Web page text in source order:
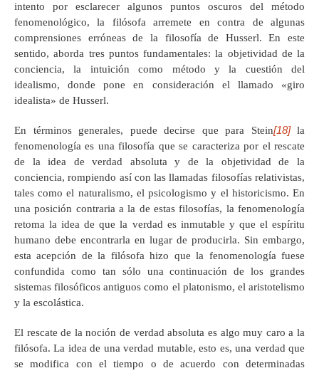
intento por esclarecer algunos puntos oscuros del método
fenomenológico, la filósofa arremete en contra de algunas
comprensiones erróneas de la filosofía de Husserl. En este
sentido, aborda tres puntos fundamentales: la objetividad de la
conciencia, la intuición como método y la cuestión del
idealismo, donde pone en consideración el llamado «giro
idealista» de Husserl.
En términos generales, puede decirse que para Stein[18]la
fenomenología es una filosofía que se caracteriza por el rescate
de la idea de verdad absoluta y de la objetividad de la
conciencia, rompiendo así con las llamadas filosofías relativistas,
tales como el naturalismo, el psicologismo y el historicismo. En
una posición contraria a la de estas filosofías, la fenomenología
retoma la idea de que la verdad es inmutable y que el espíritu
humano debe encontrarla en lugar de producirla. Sin embargo,
esta acepción de la filósofa hizo que la fenomenología fuese
confundida como tan sólo una continuación de los grandes
sistemas filosóficos antiguos como el platonismo, el aristotelismo
y la escolástica.
El rescate de la noción de verdad absoluta es algo muy caro a la
filósofa. La idea de una verdad mutable, esto es, una verdad que
se modifica con el tiempo o de acuerdo con determinadas